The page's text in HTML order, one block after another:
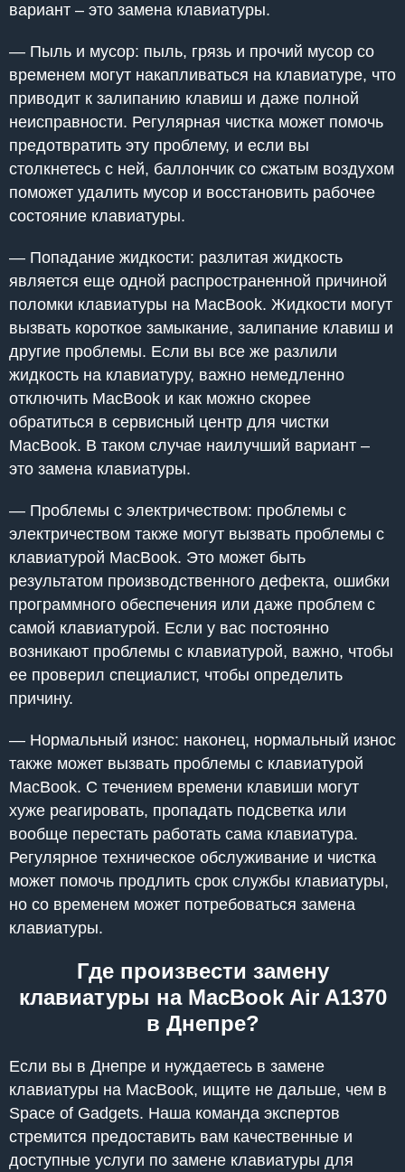
вариант – это замена клавиатуры.
— Пыль и мусор: пыль, грязь и прочий мусор со
временем могут накапливаться на клавиатуре, что
приводит к залипанию клавиш и даже полной
неисправности. Регулярная чистка может помочь
предотвратить эту проблему, и если вы
столкнетесь с ней, баллончик со сжатым воздухом
поможет удалить мусор и восстановить рабочее
состояние клавиатуры.
— Попадание жидкости: разлитая жидкость
является еще одной распространенной причиной
поломки клавиатуры на MacBook. Жидкости могут
вызвать короткое замыкание, залипание клавиш и
другие проблемы. Если вы все же разлили
жидкость на клавиатуру, важно немедленно
отключить MacBook и как можно скорее
обратиться в сервисный центр для чистки
MacBook. В таком случае наилучший вариант –
это замена клавиатуры.
— Проблемы с электричеством: проблемы с
электричеством также могут вызвать проблемы с
клавиатурой MacBook. Это может быть
результатом производственного дефекта, ошибки
программного обеспечения или даже проблем с
самой клавиатурой. Если у вас постоянно
возникают проблемы с клавиатурой, важно, чтобы
ее проверил специалист, чтобы определить
причину.
— Нормальный износ: наконец, нормальный износ
также может вызвать проблемы с клавиатурой
MacBook. С течением времени клавиши могут
хуже реагировать, пропадать подсветка или
вообще перестать работать сама клавиатура.
Регулярное техническое обслуживание и чистка
может помочь продлить срок службы клавиатуры,
но со временем может потребоваться замена
клавиатуры.
Где произвести замену
клавиатуры на MacBook Air A1370
в Днепре?
Если вы в Днепре и нуждаетесь в замене
клавиатуры на MacBook, ищите не дальше, чем в
Space of Gadgets. Наша команда экспертов
стремится предоставить вам качественные и
доступные услуги по замене клавиатуры для